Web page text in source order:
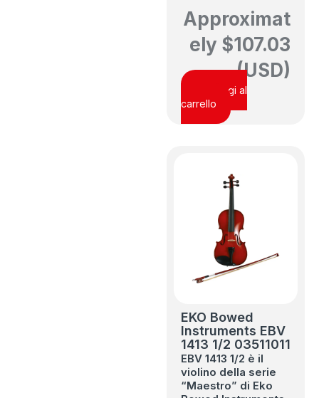
Approximat
ely $107.03
(USD)
Aggiungi al
carrello
EKO Bowed
Instruments EBV
1413 1/2 03511011
EBV 1413 1/2 è il
violino della serie
“Maestro” di Eko